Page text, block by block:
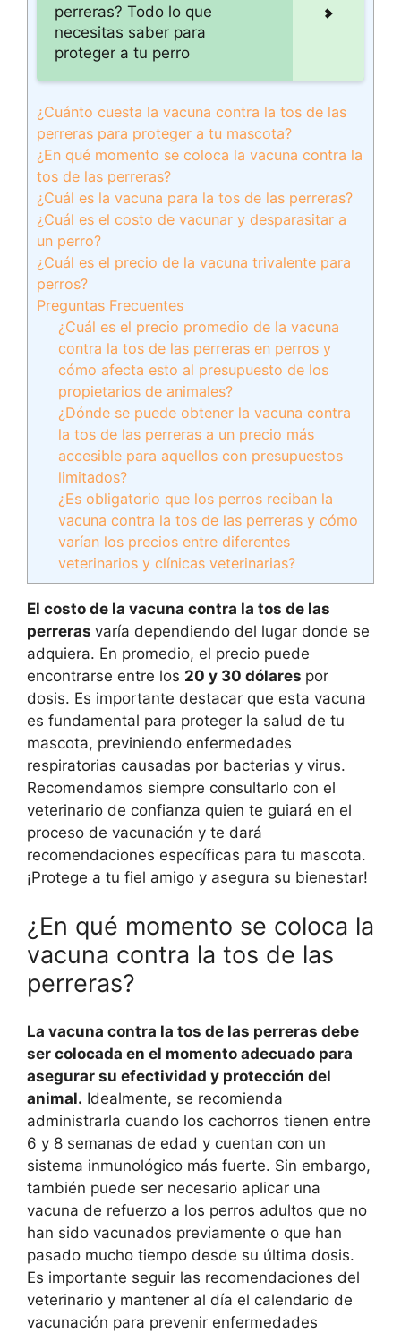
perreras? Todo lo que
necesitas saber para
proteger a tu perro
¿Cuánto cuesta la vacuna contra la tos de las
perreras para proteger a tu mascota?
¿En qué momento se coloca la vacuna contra la
tos de las perreras?
¿Cuál es la vacuna para la tos de las perreras?
¿Cuál es el costo de vacunar y desparasitar a
un perro?
¿Cuál es el precio de la vacuna trivalente para
perros?
Preguntas Frecuentes
¿Cuál es el precio promedio de la vacuna
contra la tos de las perreras en perros y
cómo afecta esto al presupuesto de los
propietarios de animales?
¿Dónde se puede obtener la vacuna contra
la tos de las perreras a un precio más
accesible para aquellos con presupuestos
limitados?
¿Es obligatorio que los perros reciban la
vacuna contra la tos de las perreras y cómo
varían los precios entre diferentes
veterinarios y clínicas veterinarias?
El costo de la vacuna contra la tos de las
perreras varía dependiendo del lugar donde se
adquiera. En promedio, el precio puede
encontrarse entre los 20 y 30 dólares por
dosis. Es importante destacar que esta vacuna
es fundamental para proteger la salud de tu
mascota, previniendo enfermedades
respiratorias causadas por bacterias y virus.
Recomendamos siempre consultarlo con el
veterinario de confianza quien te guiará en el
proceso de vacunación y te dará
recomendaciones específicas para tu mascota.
¡Protege a tu fiel amigo y asegura su bienestar!
¿En qué momento se coloca la
vacuna contra la tos de las
perreras?
La vacuna contra la tos de las perreras debe
ser colocada en el momento adecuado para
asegurar su efectividad y protección del
animal. Idealmente, se recomienda
administrarla cuando los cachorros tienen entre
6 y 8 semanas de edad y cuentan con un
sistema inmunológico más fuerte. Sin embargo,
también puede ser necesario aplicar una
vacuna de refuerzo a los perros adultos que no
han sido vacunados previamente o que han
pasado mucho tiempo desde su última dosis.
Es importante seguir las recomendaciones del
veterinario y mantener al día el calendario de
vacunación para prevenir enfermedades